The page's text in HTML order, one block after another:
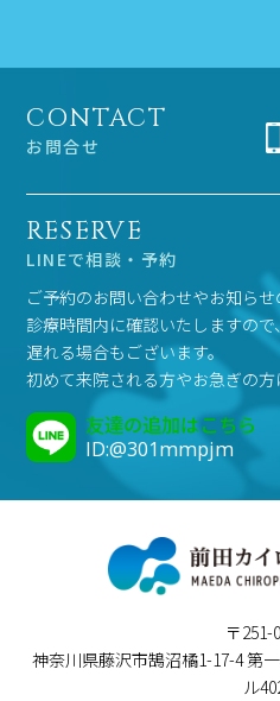
CONTACT
お問合せ
RESERVE
LINEで相談・予約
ご予約のお問い合わせやお知ら
診療時間内に確認いたしますの
遅れる場合もございます。
初めて来院される方やお急ぎの方
友達の追加はこちら
ID:@301mmpjm
〒251-
神奈川県藤沢市鵠沼橘1-17-4 第
ル